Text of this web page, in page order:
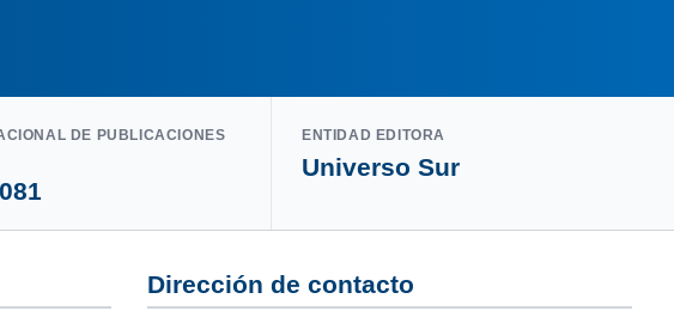
DE PUBLICACIONES
ENTIDAD EDITORA
Universo Sur
Dirección de contacto